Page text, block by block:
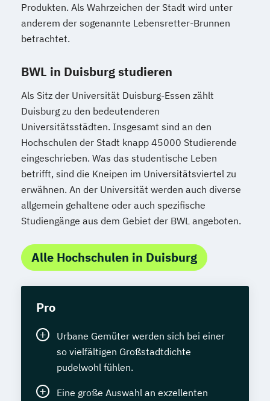
Produkten. Als Wahrzeichen der Stadt wird unter
anderem der sogenannte Lebensretter-Brunnen
betrachtet.
BWL in Duisburg studieren
Als Sitz der Universität Duisburg-Essen zählt
Duisburg zu den bedeutenderen
Universitätsstädten. Insgesamt sind an den
Hochschulen der Stadt knapp 45000 Studierende
eingeschrieben. Was das studentische Leben
betrifft, sind die Kneipen im Universitätsviertel zu
erwähnen. An der Universität werden auch diverse
allgemein gehaltene oder auch spezifische
Studiengänge aus dem Gebiet der BWL angeboten.
Alle Hochschulen in Duisburg
Pro
Urbane Gemüter werden sich bei einer
so vielfältigen Großstadtdichte
pudelwohl fühlen.
Eine große Auswahl an exzellenten